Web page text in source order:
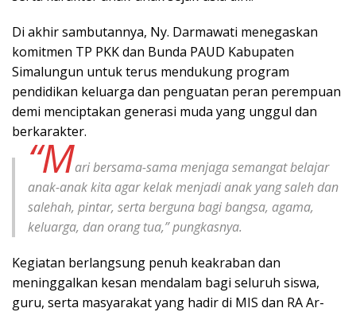
Di akhir sambutannya, Ny. Darmawati menegaskan
komitmen TP PKK dan Bunda PAUD Kabupaten
Simalungun untuk terus mendukung program
pendidikan keluarga dan penguatan peran perempuan
demi menciptakan generasi muda yang unggul dan
berkarakter.
“Mari bersama-sama menjaga semangat belajar
anak-anak kita agar kelak menjadi anak yang saleh dan
salehah, pintar, serta berguna bagi bangsa, agama,
keluarga, dan orang tua,” pungkasnya.
Kegiatan berlangsung penuh keakraban dan
meninggalkan kesan mendalam bagi seluruh siswa,
guru, serta masyarakat yang hadir di MIS dan RA Ar-